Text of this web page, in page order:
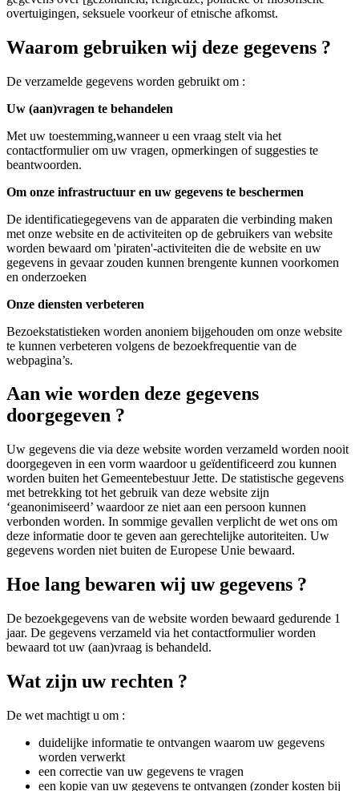
overtuigingen, seksuele voorkeur of etnische afkomst.
Waarom gebruiken wij deze gegevens ?
De verzamelde gegevens worden gebruikt om :
Uw (aan)vragen te behandelen
Met uw toestemming,wanneer u een vraag stelt via het
contactformulier om uw vragen, opmerkingen of suggesties te
beantwoorden.
Om onze infrastructuur en uw gegevens te beschermen
De identificatiegegevens van de apparaten die verbinding maken
met onze website en de activiteiten op de gebruikers van website
worden bewaard om 'piraten'-activiteiten die de website en uw
gegevens in gevaar zouden kunnen brengente kunnen voorkomen
en onderzoeken
Onze diensten verbeteren
Bezoekstatistieken worden anoniem bijgehouden om onze website
te kunnen verbeteren volgens de bezoekfrequentie van de
webpagina’s.
Aan wie worden deze gegevens
doorgegeven ?
Uw gegevens die via deze website worden verzameld worden nooit
doorgegeven in een vorm waardoor u geïdentificeerd zou kunnen
worden buiten het Gemeentebestuur Jette. De statistische gegevens
met betrekking tot het gebruik van deze website zijn
‘geanonimiseerd’ waardoor ze niet aan een persoon kunnen
verbonden worden. In sommige gevallen verplicht de wet ons om
deze informatie door te geven aan gerechtelijke autoriteiten. Uw
gegevens worden niet buiten de Europese Unie bewaard.
Hoe lang bewaren wij uw gegevens ?
De bezoekgegevens van de website worden bewaard gedurende 1
jaar. De gegevens verzameld via het contactformulier worden
bewaard tot uw (aan)vraag is behandeld.
Wat zijn uw rechten ?
De wet machtigt u om :
duidelijke informatie te ontvangen waarom uw gegevens
worden verwerkt
een correctie van uw gegevens te vragen
een kopie van uw gegevens te ontvangen (zonder kosten bij